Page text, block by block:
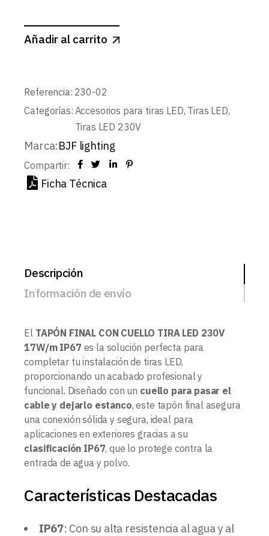
Añadir al carrito
Referencia: 230-02
Categorías: Accesorios para tiras LED, Tiras LED,
Tiras LED 230V
Marca:BJF lighting
Compartir:
Ficha Técnica
Descripción
Información de envío
El TAPÓN FINAL CON CUELLO TIRA LED 230V
17W/m IP67 es la solución perfecta para
completar tu instalación de tiras LED,
proporcionando un acabado profesional y
funcional. Diseñado con un cuello para pasar el
cable y dejarlo estanco, este tapón final asegura
una conexión sólida y segura, ideal para
aplicaciones en exteriores gracias a su
clasificación IP67, que lo protege contra la
entrada de agua y polvo.
Características Destacadas
IP67: Con su alta resistencia al agua y al